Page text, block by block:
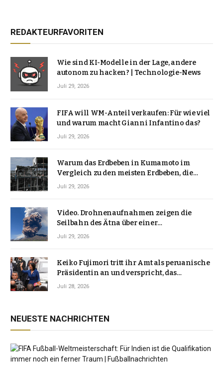
REDAKTEURFAVORITEN
Wie sind KI-Modelle in der Lage, andere
autonom zu hacken? | Technologie-News
Juli 29, 2026
FIFA will WM-Anteil verkaufen: Für wie viel
und warum macht Gianni Infantino das?
Juli 29, 2026
Warum das Erdbeben in Kumamoto im
Vergleich zu den meisten Erdbeben, die
Japan erschütterten, ungewöhnlich ist
Juli 29, 2026
Video. Drohnenaufnahmen zeigen die
Seilbahn des Ätna über einer
Vulkanlandschaft
Juli 29, 2026
Keiko Fujimori tritt ihr Amt als peruanische
Präsidentin an und verspricht, das
Jahrzehnt der Instabilität zu beenden
Juli 28, 2026
NEUESTE NACHRICHTEN